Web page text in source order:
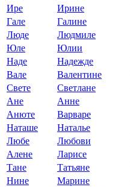
Ире
Ирине
Гале
Галине
Люде
Людмиле
Юле
Юлии
Наде
Надежде
Вале
Валентине
Свете
Светлане
Ане
Анне
Анюте
Варваре
Наташе
Наталье
Любе
Любови
Алене
Ларисе
Тане
Татьяне
Нине
Марине